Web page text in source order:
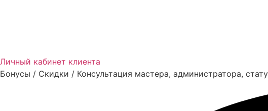
Личный кабинет клиента
Бонусы / Скидки / Консультация мастера, администратора,